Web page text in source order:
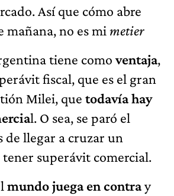
Así que cómo abre
mañana, no es mi metier
tiene comoventaja,
fiscal, que es el gran
Milei, que todavía hay
l. O sea, se paró el
de llegar a cruzar un
tener superávit comercial.
mundo juega en contray